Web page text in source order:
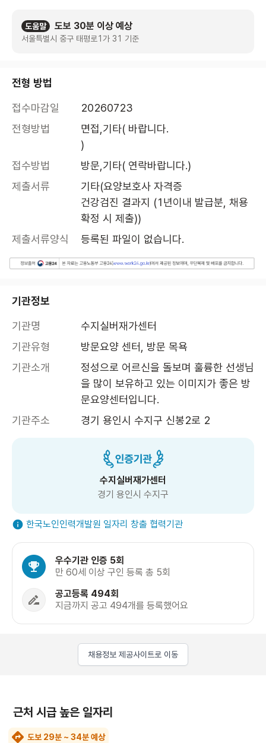
도움말 도보 30분 이상 예상
서울특별시 중구 태평로1가 31 기준
전형 방법
접수마감일
20260723
전형방법
면접,기타( 바랍니다.
)
접수방법
방문,기타( 연락바랍니다.)
제출서류
기타(요양보호사 자격증
건강검진 결과지 (1년이내 발급분, 채용
확정 시 제출))
제출서류양식
등록된 파일이 없습니다.
기관정보
기관명
수지실버재가센터
기관유형
방문요양 센터, 방문 목욕
기관소개
정성으로 어르신을 돌보며 훌륭한 선생님
을 많이 보유하고 있는 이미지가 좋은 방
문요양센터입니다.
기관주소
경기 용인시 수지구 신봉2로 2
수지실버재가센터
경기 용인시 수지구
한국노인인력개발원 일자리 창출 협력기관
우수기관 인증 5회
만 60세 이상 구인 등록 총 5회
공고등록 494회
지금까지 공고 494개를 등록했어요
채용정보 제공사이트로 이동
근처 시급 높은 일자리
도보 29분 ~ 34분 예상